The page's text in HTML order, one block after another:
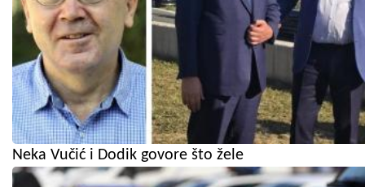
Neka Vučić i Dodik govore što žele